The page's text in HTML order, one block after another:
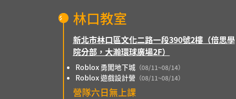
林口教室
新北市林口區文化二路一段390號2樓（倍思學
院分部，大瀚環球廣場2F）
Roblox 勇闖地下城（08/11~08/14）
Roblox 遊戲設計營 （08/11~08/14）
營隊六日無上課